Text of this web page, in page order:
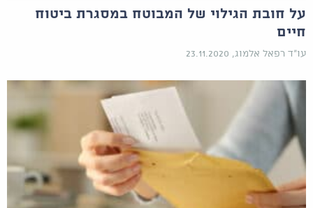
על חובת הגילוי של המבוטח במסגרת ביטוח
חיים
עו"ד רפאל אלמוג, 23.11.2020